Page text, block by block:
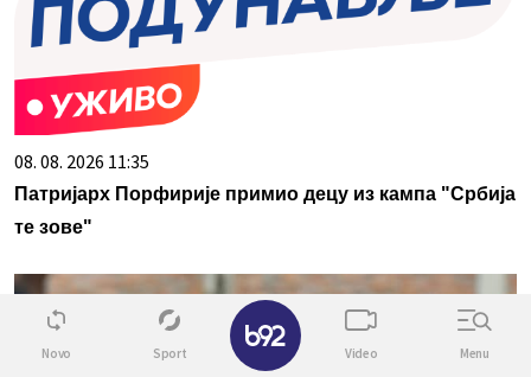
08. 08. 2026 11:35
Патријарх Порфирије примио децу из кампа "Србија
те зове"
Novo Sport Video Menu
✕